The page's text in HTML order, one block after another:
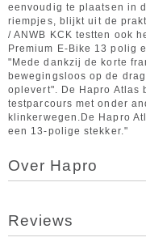
eenvoudig te plaatsen in
riempjes, blijkt uit de
/ ANWB KCK testten ook
Premium E-Bike 13 polig
"Mede dankzij de korte
bewegingsloos op de
oplevert". De Hapro Atlas
testparcours met onder
klinkerwegen.De Hapro
een 13-polige stekker."
Over Hapro
Reviews